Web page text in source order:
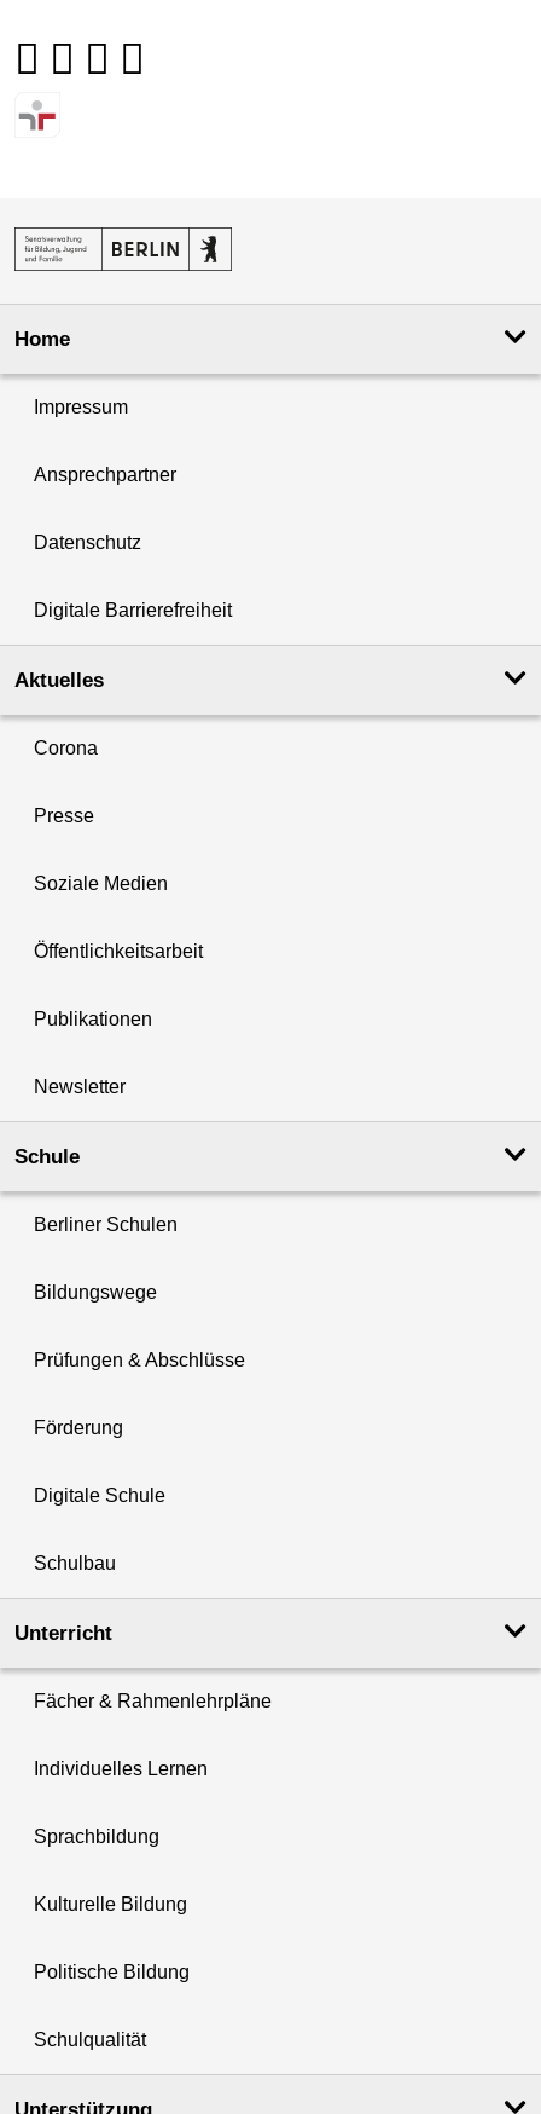
Home
Impressum
Ansprechpartner
Datenschutz
Digitale Barrierefreiheit
Aktuelles
Corona
Presse
Soziale Medien
Öffentlichkeitsarbeit
Publikationen
Newsletter
Schule
Berliner Schulen
Bildungswege
Prüfungen & Abschlüsse
Förderung
Digitale Schule
Schulbau
Unterricht
Fächer & Rahmenlehrpläne
Individuelles Lernen
Sprachbildung
Kulturelle Bildung
Politische Bildung
Schulqualität